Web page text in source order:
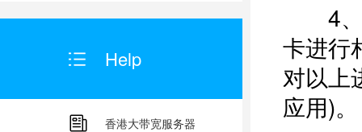
Help
香港大带宽服务器
4、
卡进行
对以上
应用)。